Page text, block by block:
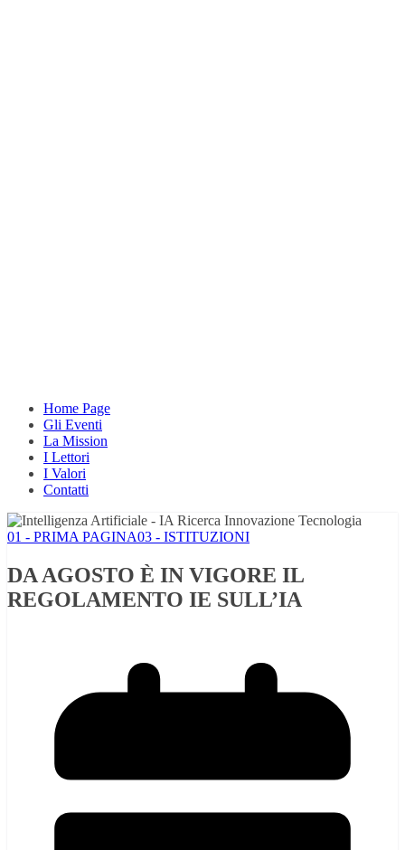
Home Page
Gli Eventi
La Mission
I Lettori
I Valori
Contatti
01 - PRIMA PAGINA03 - ISTITUZIONI
DA AGOSTO È IN VIGORE IL
REGOLAMENTO IE SULL’IA